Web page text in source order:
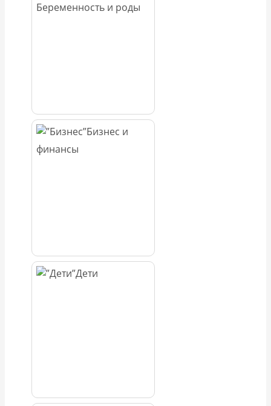
Беременность и роды
Бизнес и
финансы
Дети